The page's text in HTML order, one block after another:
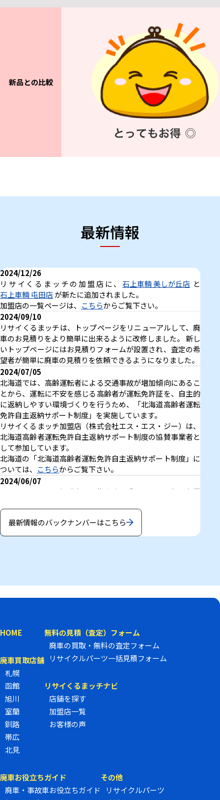
新品との比較
最新情報
2024/12/26
リサイくるまッチの加盟店に、石上車輌 美しが丘店 と
石上車輌 屯田店 が新たに追加されました。
加盟店の一覧ページは、 こちらからご覧下さい。
2024/09/10
リサイくるまッチは、トップページをリニューアルして、廃
車のお見積りをより簡単に出来るように改修しました。 新し
いトップページにはお見積りフォームが設​​置され、査定の希
望者が簡単に廃車の見積りを依頼できるようになりました。
2024/07/05
北海道では、高齢運転者による交通事故が増加傾向にあるこ
とから、運転に不安を感じる高齢者が運転免許証を、自主的
に返納しやすい環境づくりを行うため、「北海道高齢者運転
免許自主返納サポート制度」を実施しています。
リサイくるまッチ加盟店（株式会社エス・エス・ジー）は、
北海道高齢者運転免許自主返納サポート制度の協賛事業者と
して参加しています。
北海道の「北海道高齢者運転免許自主返納サポート制度」に
ついては、 こちらからご覧下さい。
2024/06/07
リサイくるまッチ加盟店の古物商許可番号、フロン類回収業
加盟店の一覧ページは、
からご覧下さい。
2024/03/18
3月と4月はリサイくるまッチ加盟店、春の廃車買取の強化月
者だからできる、廃車の高価買取を行います。
ネットで簡単にお見積ができます。
あなたの愛車、買取価格を査定しましょう！
2022/12/15
株式会社エス・エス・ジーは、持続可能な社会の実現を目指
し、SDGsの精神を企業活動として取り組む事と致しまし
た。
SDGsについては、こちらからご覧下さい。
2022/10/01
10月と11月はリサイくるまッチ加盟店、廃車買取の強化月間
です。この機会に、全道のリサイクルマッチ加盟店43店舗で
お車の廃車行いましょう。廃車・事故車買取の専門業者だか
加盟店の一覧ページは、
こちらからご覧下さい。
2022/09/02
最新情報のバックナンバーはこちら
HOME
廃車買取店舗
札幌
函館
旭川
室蘭
釧路
帯広
北見
無料の見積（査定）フォーム
廃車の買取・無料の査定フォーム
リサイクルパーツ一括見積フォーム
リサイくるまッチナビ
店舗を探す
加盟店一覧
お客様の声
廃車お役立ちガイド
廃車・事故車お役立ちガイド
その他
リサイクルパーツ